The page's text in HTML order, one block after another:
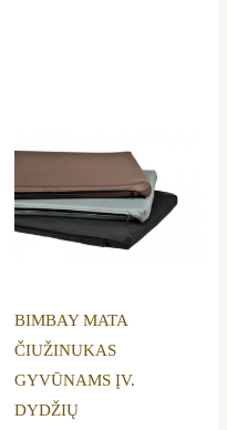
BIMBAY MATA
ČIUŽINUKAS
GYVŪNAMS ĮV.
DYDŽIŲ
15,99 €
through
37,29 €
product
multiple
variants.
may
be
chosen